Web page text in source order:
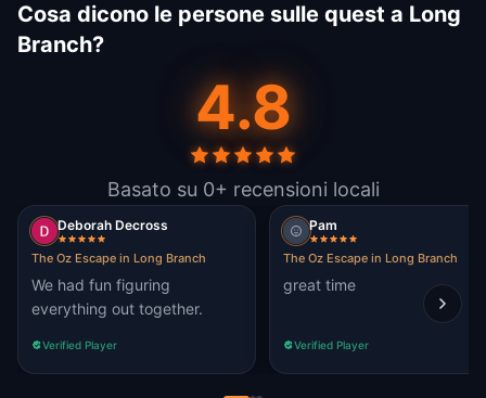
Cosa dicono le persone sulle quest a Long
Branch?
4.8
Basato su 0+ recensioni locali
Deborah Decross
The Oz Escape in Long Branch
We had fun figuring
everything out together.
Verified Player
Pam
The Oz Escape in Long Branch
great time
Verified Player